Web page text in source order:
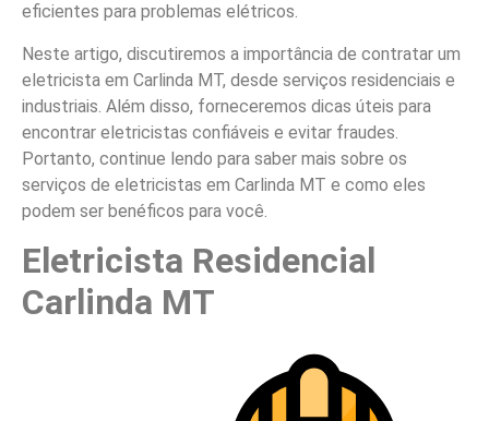
eficientes para problemas elétricos.
Neste artigo, discutiremos a importância de contratar um
eletricista em Carlinda MT, desde serviços residenciais e
industriais. Além disso, forneceremos dicas úteis para
encontrar eletricistas confiáveis e evitar fraudes.
Portanto, continue lendo para saber mais sobre os
serviços de eletricistas em Carlinda MT e como eles
podem ser benéficos para você.
Eletricista Residencial
Carlinda MT